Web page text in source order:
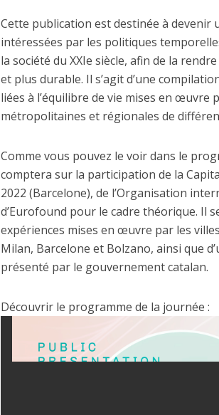
Cette publication est destinée à
intéressées par les politiques
la société du XXIe siècle, afin de la
et plus durable. Il s’agit d’une
liées à l’équilibre de vie mises en œuvre
métropolitaines et régionales de
Comme vous pouvez le voir dans le
comptera sur la participation de la
2022 (Barcelone), de l’Organisation
d’Eurofound pour le cadre théorique. Il
expériences mises en œuvre par les
Milan, Barcelone et Bolzano, ainsi que
présenté par le gouvernement catalan.
Découvrir le programme de la journée :